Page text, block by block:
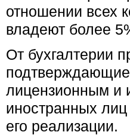
отношении всех
владеют более
От бухгалтерии
подтверждающие
лицензионным и
иностранных
его реализации.